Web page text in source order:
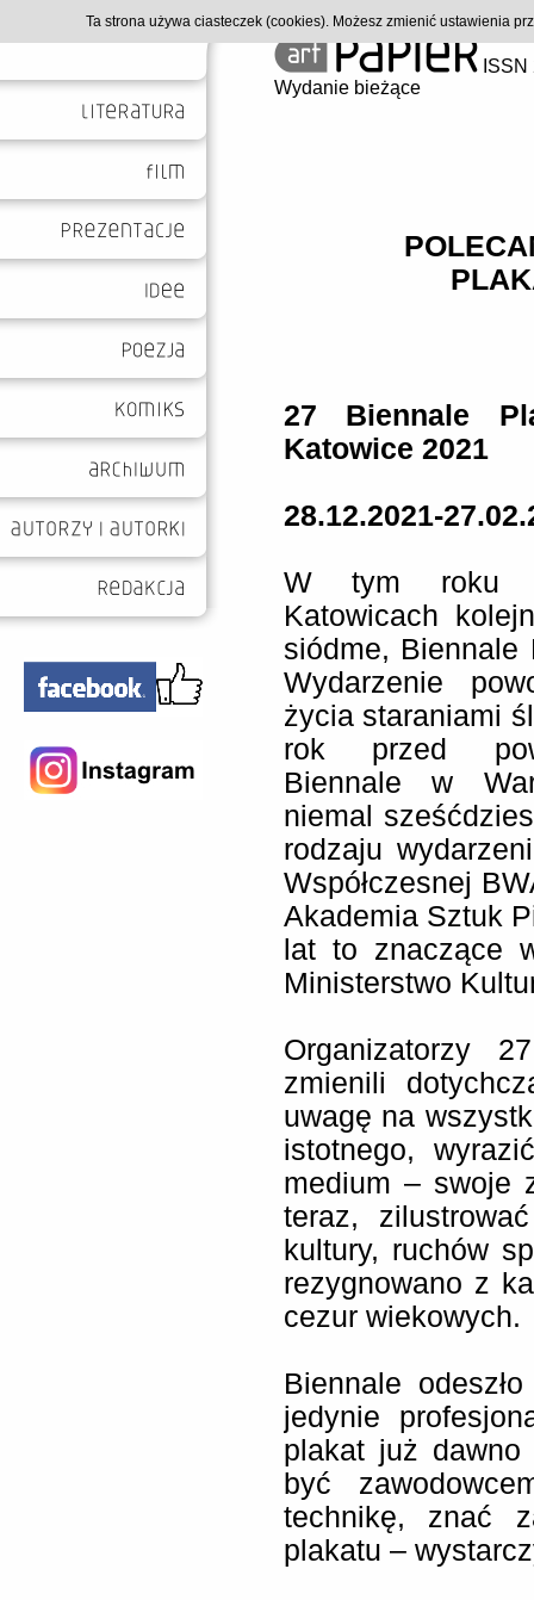
Wydanie bieżące
27 Biennale
Katowice 2021
28.12.2021-
W tym roku
Katowicach
siódme, Biennale
Wydarzenie
życia staraniami
rok przed
Biennale w
niemal
rodzaju
Współczesnej
Akademia Sztuk
lat to znaczące
Ministerstwo
Organizatorzy
zmienili
uwagę na
istotnego,
medium – swoje
teraz,
kultury, ruchów
rezygnowano z
cezur wiekowych.
Biennale
jedynie
plakat już
być
technikę, znać
plakatu –
Ta strona używa ciasteczek (cookies). Możesz zmienić ustawienia